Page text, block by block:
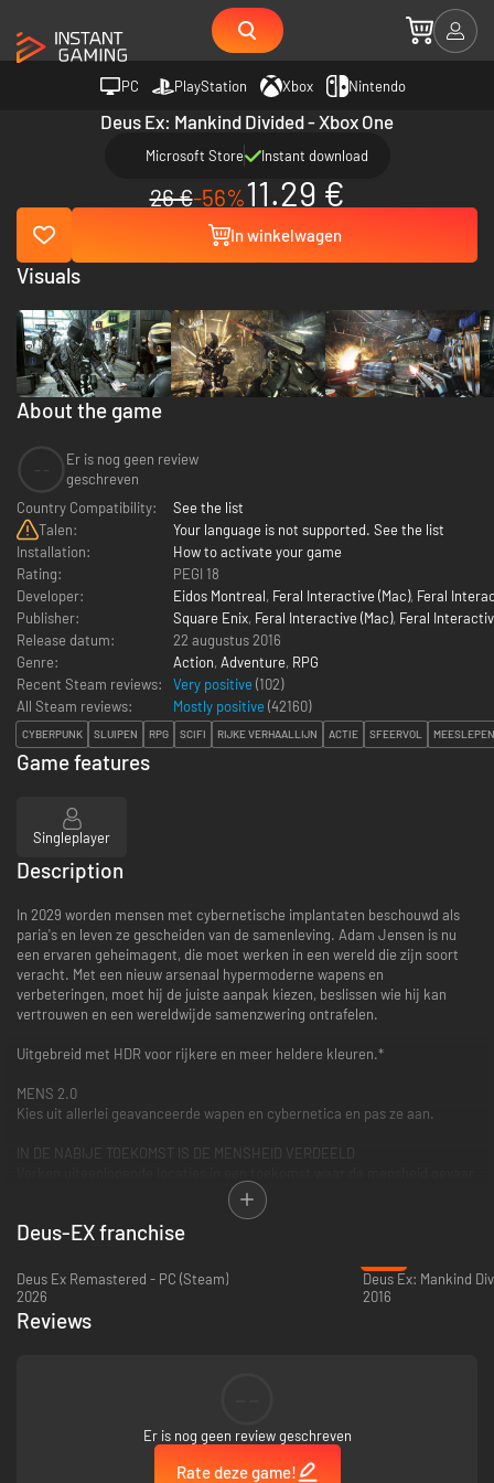
PC PlayStation Xbox Nintendo
Deus Ex: Mankind Divided - Xbox One
Microsoft Store Instant download
26 €-56%11.29 €
In winkelwagen
About the game
Er is nog geen review
geschreven
Country Compatibility:
See the list
Talen:
Your language is not supported. See the list
Installation:
How to activate your game
Rating:
PEGI 18
Developer:
Eidos Montreal, Feral Interactive (Mac), Feral
Publisher:
Square Enix, Feral Interactive (Mac), Feral
Release datum:
22 augustus 2016
Genre:
Action, Adventure, RPG
Recent Steam reviews:
Very positive (102)
All Steam reviews:
Mostly positive (42160)
CYBERPUNK SLUIPEN RPG SCIFI RIJKE VERHAALLIJN ACTIE SFEERVOL
Visuals
Game features
Singleplayer
Description
In 2029 worden mensen met cybernetische implantaten beschouwd als
paria's en leven ze gescheiden van de samenleving. Adam Jensen is nu
een ervaren geheimagent, die moet werken in een wereld die zijn soort
veracht. Met een nieuw arsenaal hypermoderne wapens en
verbeteringen, moet hij de juiste aanpak kiezen, beslissen wie hij kan
vertrouwen en een wereldwijde samenzwering ontrafelen.
Uitgebreid met HDR voor rijkere en meer heldere kleuren.*
MENS 2.0
Kies uit allerlei geavanceerde wapen en cybernetica en pas ze aan.
IN DE NABIJE TOEKOMST IS DE MENSHEID VERDEELD
BELANGRIJKE KEUZES EN GEVOLGEN
spel.
DEUS EX: MANKIND DIVIDED - BREACH - NIEUW SPELTYPE
Deus Ex: Mankind Divided – Breach is een live speltype, dat de gameplay
Deus-EX franchise
Deus Ex Remastered - PC (Steam)
2026
2016
Reviews
Er is nog geen review geschreven
Rate deze game!